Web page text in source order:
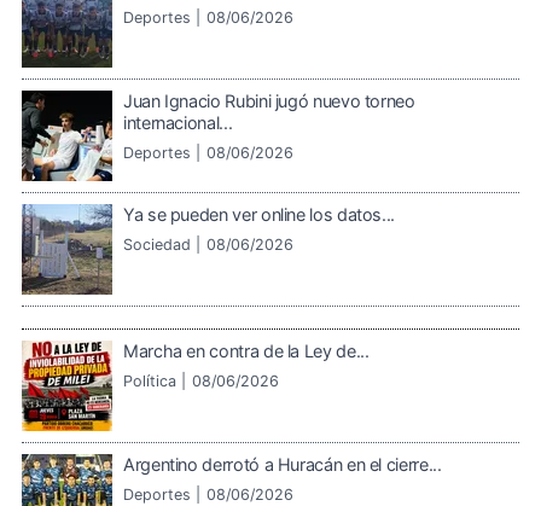
Deportes | 08/06/2026
Juan Ignacio Rubini jugó nuevo torneo
internacional...
Deportes | 08/06/2026
Ya se pueden ver online los datos...
Sociedad | 08/06/2026
Marcha en contra de la Ley de...
Política | 08/06/2026
Argentino derrotó a Huracán en el cierre...
Deportes | 08/06/2026